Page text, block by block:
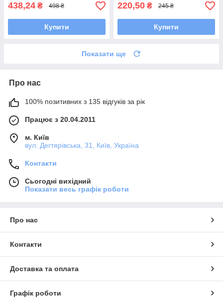
438,24 ₴ 498 ₴
Купити
220,50 ₴ 245 ₴
Купити
Показати ще
Про нас
100% позитивних з 135 відгуків за рік
Працює з 20.04.2011
м. Київ
вул. Дегтярівська, 31, Київ, Україна
Контакти
Сьогодні вихідний
Показати весь графік роботи
Про нас
Контакти
Доставка та оплата
Графік роботи